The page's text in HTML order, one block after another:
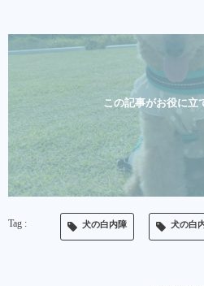
この記事がお役に立
犬の白内障 犬の白